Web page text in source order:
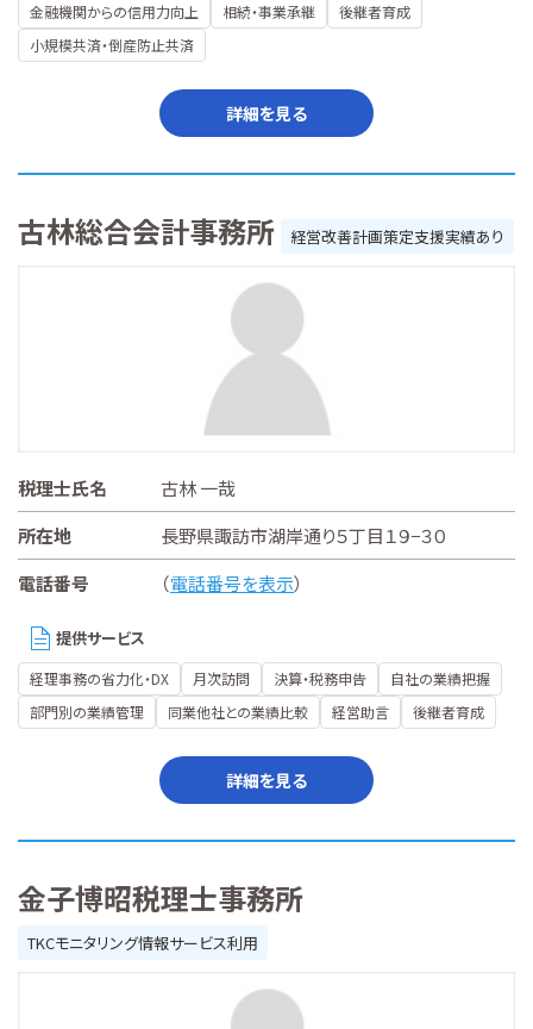
金融機関からの信用力向上
相続・事業承継
後継者育成
小規模共済・倒産防止共済
詳細を見る
古林総合会計事務所 経営改善計画策定支援実績あり
税理士氏名
古林 一哉
所在地
長野県諏訪市湖岸通り５丁目１９−３０
電話番号
（電話番号を表示）
提供サービス
経理事務の省力化・DX 月次訪問 決算・税務申告
自社の業績把握
部門別の業績管理
同業他社との業績比較 経営助言 後継者育成
詳細を見る
金子博昭税理士事務所
TKCモニタリング情報サービス利用